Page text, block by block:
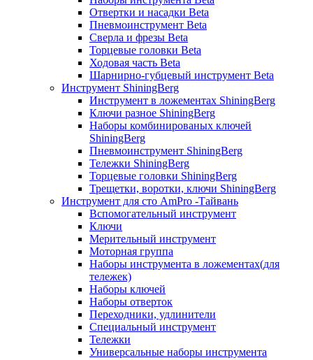
Отвертки и насадки Beta
Пневмоинструмент Beta
Сверла и фрезы Beta
Торцевые головки Beta
Ходовая часть Beta
Шарнирно-губцевый инструмент Beta
Инструмент ShiningBerg
Инструмент в ложементах ShiningBerg
Ключи разное ShiningBerg
Наборы комбинированых ключей
ShiningBerg
Пневмоинструмент ShiningBerg
Тележки ShiningBerg
Торцевые головки ShiningBerg
Трещетки, воротки, ключи ShiningBerg
Инструмент для сто AmPro -Тайвань
Вспомогательный инструмент
Ключи
Мерительный инструмент
Моторная группа
Наборы инструмента в ложементах(для
тележек)
Наборы ключей
Наборы отверток
Переходники, удлинители
Специальный инструмент
Тележки
Универсальные наборы инструмента